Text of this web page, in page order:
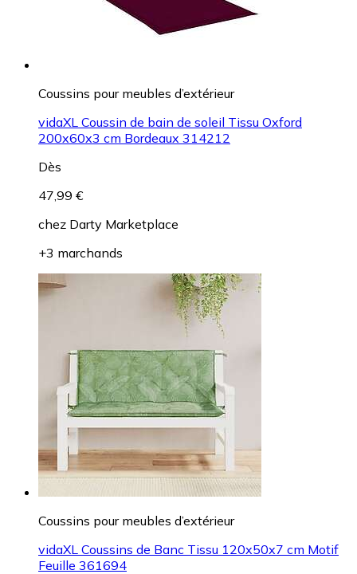
Coussins pour meubles d’extérieur
vidaXL Coussin de bain de soleil Tissu Oxford
200x60x3 cm Bordeaux 314212
Dès
47,99 €
chez Darty Marketplace
+3 marchands
Coussins pour meubles d’extérieur
vidaXL Coussins de Banc Tissu 120x50x7 cm Motif
Feuille 361694